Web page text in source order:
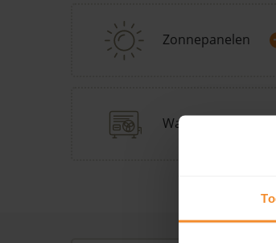
Zonnepanelen
Warmtepomp